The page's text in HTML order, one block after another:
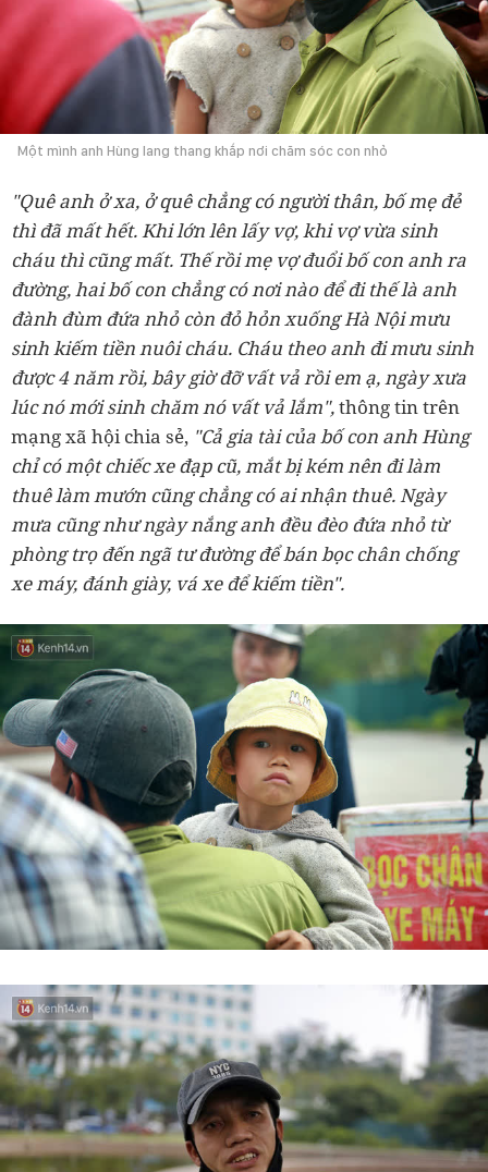
Một mình anh Hùng lang thang khắp nơi chăm sóc con nhỏ
"Quê anh ở xa, ở quê chẳng có người thân, bố mẹ đẻ
thì đã mất hết. Khi lớn lên lấy vợ, khi vợ vừa sinh
cháu thì cũng mất. Thế rồi mẹ vợ đuổi bố con anh ra
đường, hai bố con chẳng có nơi nào để đi thế là anh
đành đùm đứa nhỏ còn đỏ hỏn xuống Hà Nội mưu
sinh kiếm tiền nuôi cháu. Cháu theo anh đi mưu sinh
được 4 năm rồi, bây giờ đỡ vất vả rồi em ạ, ngày xưa
lúc nó mới sinh chăm nó vất vả lắm",thông tin trên
mạng xã hội chia sẻ, "Cả gia tài của bố con anh Hùng
chỉ có một chiếc xe đạp cũ, mắt bị kém nên đi làm
thuê làm mướn cũng chẳng có ai nhận thuê. Ngày
mưa cũng như ngày nắng anh đều đèo đứa nhỏ từ
phòng trọ đến ngã tư đường để bán bọc chân chống
xe máy, đánh giày, vá xe để kiếm tiền".